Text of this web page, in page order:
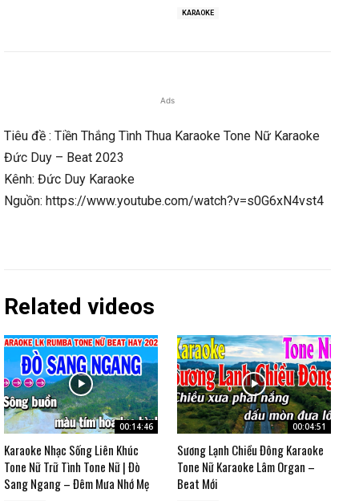
KARAOKE
Ads
Tiêu đề : Tiền Thắng Tình Thua Karaoke Tone Nữ Karaoke
Đức Duy – Beat 2023
Kênh: Đức Duy Karaoke
Nguồn: https://www.youtube.com/watch?v=s0G6xN4vst4
Related videos
00:14:46
Karaoke Nhạc Sống Liên Khúc
Tone Nữ Trữ Tình Tone Nữ | Đò
Sang Ngang – Đêm Mưa Nhớ Mẹ
00:04:51
Sương Lạnh Chiều Đông Karaoke
Tone Nữ Karaoke Lâm Organ –
Beat Mới